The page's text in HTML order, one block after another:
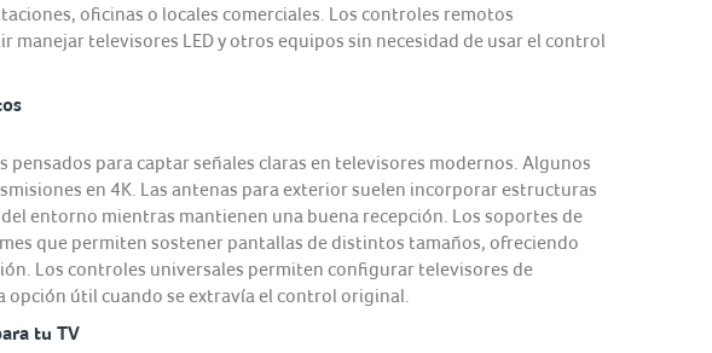
oficinas o locales comerciales. Los controles remotos
televisores LED y otros equipos sin necesidad de usar el control
para captar señales claras en televisores modernos. Algunos
en 4K. Las antenas para exterior suelen incorporar estructuras
entorno mientras mantienen una buena recepción. Los soportes de
que permiten sostener pantallas de distintos tamaños, ofreciendo
Los controles universales permiten configurar televisores de
útil cuando se extravía el control original.
tu TV